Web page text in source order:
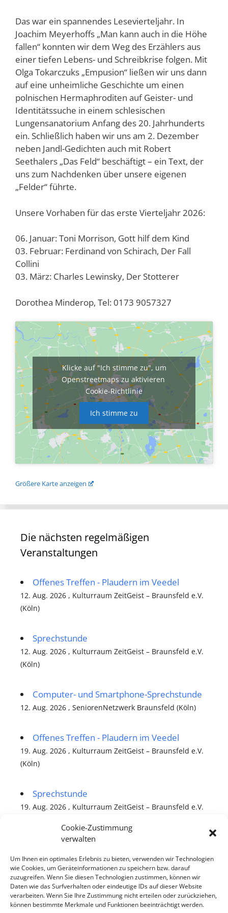
Cookie-Zustimmung
verwalten
Um Ihnen ein optimales Erlebnis zu bieten, verwenden wir Technologien
wie Cookies, um Geräteinformationen zu speichern bzw. darauf
zuzugreifen. Wenn Sie diesen Technologien zustimmen, können wir
Daten wie das Surfverhalten oder eindeutige IDs auf dieser Website
verarbeiten. Wenn Sie Ihre Zustimmung nicht erteilen oder zurückziehen,
können bestimmte Merkmale und Funktionen beeinträchtigt werden.
Das war ein spannendes Lesevierteljahr. In
Joachim Meyerhoffs „Man kann auch in die Höhe
fallen“ konnten wir dem Weg des Erzählers aus
einer tiefen Lebens- und Schreibkrise folgen. Mit
Olga Tokarczuks „Empusion“ ließen wir uns dann
auf eine unheimliche Geschichte um einen
polnischen Hermaphroditen auf Geister- und
Identitätssuche in einem schlesischen
Lungensanatorium Anfang des 20. Jahrhunderts
ein. Schließlich haben wir uns am 2. Dezember
neben Jandl-Gedichten auch mit Robert
Seethalers „Das Feld“ beschäftigt – ein Text, der
uns zum Nachdenken über unsere eigenen
„Felder“ führte.
Unsere Vorhaben für das erste Vierteljahr 2026:
06. Januar: Toni Morrison, Gott hilf dem Kind
03. Februar: Ferdinand von Schirach, Der Fall
Collini
03. März: Charles Lewinsky, Der Stotterer
Dorothea Minderop, Tel: 0173 9057327
Klicke auf "Ich stimme zu", um
Openstreetmaps zu aktivieren
Cookie-Richtlinie
Ich stimme zu
Größere Karte anzeigen
Die nächsten regelmäßigen
Veranstaltungen
Offenes Treffen - Plaudern im Veedel
12. Aug. 2026 , Kulturraum ZeitGeist – Braunsfeld e.V.
(Köln)
Sprechstunde
12. Aug. 2026 , Kulturraum ZeitGeist – Braunsfeld e.V.
(Köln)
Computer- und Smartphone-Sprechstunde
12. Aug. 2026 , SeniorenNetzwerk Braunsfeld (Köln)
Offenes Treffen - Plaudern im Veedel
19. Aug. 2026 , Kulturraum ZeitGeist – Braunsfeld e.V.
(Köln)
Sprechstunde
19. Aug. 2026 , Kulturraum ZeitGeist – Braunsfeld e.V.